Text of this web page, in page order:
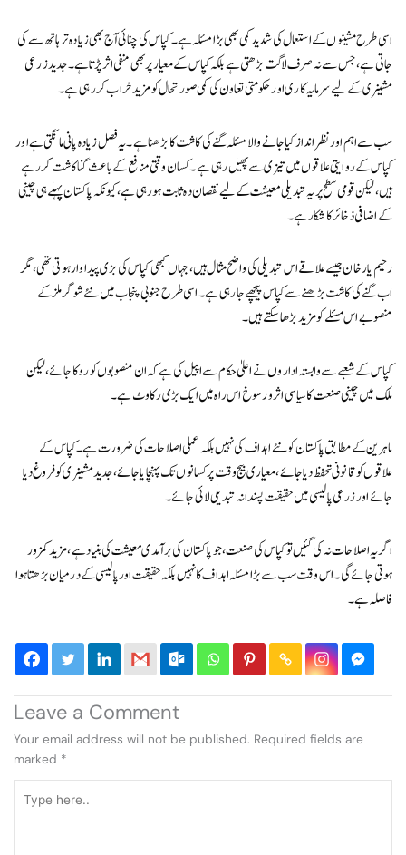
اسی طرح مشینوں کے استعمال کی شدید کمی بھی بڑا مسئلہ ہے۔ کپاس کی چنائی آج بھی زیادہ تر ہاتھ سے کی
جاتی ہے، جس سے نہ صرف لاگت بڑھتی ہے بلکہ کپاس کے معیار پر بھی منفی اثر پڑتا ہے۔ جدید زرعی
مشینری کے لیے سرمایہ کاری اور حکومتی تعاون کی کمی صورتحال کو مزید خراب کر رہی ہے۔
سب سے اہم اور نظر انداز کیا جانے والا مسئلہ گنے کی کاشت کا بڑھنا ہے۔ یہ فصل زیادہ پانی مانگتی ہے اور
کپاس کے روایتی علاقوں میں تیزی سے پھیل رہی ہے۔ کسان وقتی منافع کے باعث گنا کاشت کر رہے
ہیں، لیکن قومی سطح پر یہ تبدیلی معیشت کے لیے نقصان دہ ثابت ہو رہی ہے، کیونکہ پاکستان پہلے ہی چینی
کے اضافی ذخائر کا شکار ہے۔
رحیم یار خان جیسے علاقے اس تبدیلی کی واضح مثال ہیں، جہاں کبھی کپاس کی بڑی پیداوار ہوتی تھی، مگر
اب گنے کی کاشت بڑھنے سے کپاس پیچھے جا رہی ہے۔ اسی طرح جنوبی پنجاب میں نئے شوگر ملز کے
منصوبے اس مسئلے کو مزید بڑھا سکتے ہیں۔
کپاس کے شعبے سے وابستہ اداروں نے اعلیٰ حکام سے اپیل کی ہے کہ ان منصوبوں کو روکا جائے، لیکن
ملک میں چینی صنعت کا سیاسی اثر و رسوخ اس راہ میں ایک بڑی رکاوٹ ہے۔
ماہرین کے مطابق پاکستان کو نئے اہداف کی نہیں بلکہ عملی اصلاحات کی ضرورت ہے۔ کپاس کے
علاقوں کو قانونی تحفظ دیا جائے، معیاری بیج وقت پر کسانوں تک پہنچایا جائے، جدید مشینری کو فروغ دیا
جائے اور زرعی پالیسی میں حقیقت پسندانہ تبدیلی لائی جائے۔
اگر یہ اصلاحات نہ کی گئیں تو کپاس کی صنعت، جو پاکستان کی برآمدی معیشت کی بنیاد ہے، مزید کمزور
ہوتی جائے گی۔ اس وقت سب سے بڑا مسئلہ اہداف کا نہیں بلکہ حقیقت اور پالیسی کے درمیان بڑھتا ہوا
فاصلہ ہے۔
Leave a Comment
Your email address will not be published. Required fields are
marked *
here..